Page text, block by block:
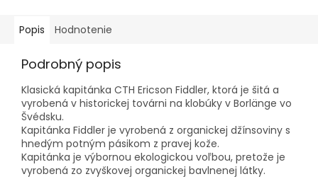
Popis Hodnotenie
Podrobný popis
Klasická kapitánka CTH Ericson Fiddler, ktorá je šitá a
vyrobená v historickej továrni na klobúky v Borlänge vo
Švédsku.
Kapitánka Fiddler je vyrobená z organickej džínsoviny s
hnedým potným pásikom z pravej kože.
Kapitánka je výbornou ekologickou voľbou, pretože je
vyrobená zo zvyškovej organickej bavlnenej látky.